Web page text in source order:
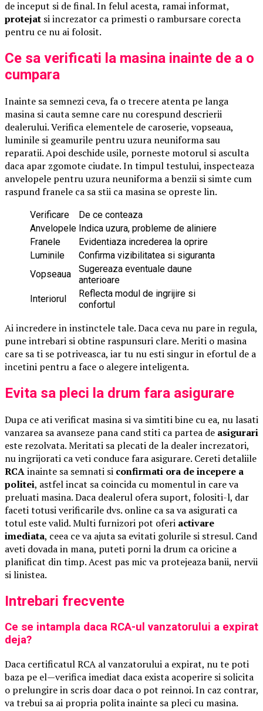
de inceput si de final. In felul acesta, ramai informat,
protejat si increzator ca primesti o rambursare corecta
pentru ce nu ai folosit.
Ce sa verificati la masina inainte de a o
cumpara
Inainte sa semnezi ceva, fa o trecere atenta pe langa
masina si cauta semne care nu corespund descrierii
dealerului. Verifica elementele de caroserie, vopseaua,
luminile si geamurile pentru uzura neuniforma sau
reparatii. Apoi deschide usile, porneste motorul si asculta
daca apar zgomote ciudate. In timpul testului, inspecteaza
anvelopele pentru uzura neuniforma a benzii si simte cum
raspund franele ca sa stii ca masina se opreste lin.
Verificare
De ce conteaza
Anvelopele Indica uzura, probleme de aliniere
Franele
Evidentiaza increderea la oprire
Luminile
Confirma vizibilitatea si siguranta
Vopseaua
Sugereaza eventuale daune
anterioare
Interiorul
Reflecta modul de ingrijire si
confortul
Ai incredere in instinctele tale. Daca ceva nu pare in regula,
pune intrebari si obtine raspunsuri clare. Meriti o masina
care sa ti se potriveasca, iar tu nu esti singur in efortul de a
incetini pentru a face o alegere inteligenta.
Evita sa pleci la drum fara asigurare
Dupa ce ati verificat masina si va simtiti bine cu ea, nu lasati
vanzarea sa avanseze pana cand stiti ca partea de asigurari
este rezolvata. Meritati sa plecati de la dealer increzatori,
nu ingrijorati ca veti conduce fara asigurare. Cereti detaliile
RCAinainte sa semnati si confirmati ora de incepere a
politei, astfel incat sa coincida cu momentul in care va
preluati masina. Daca dealerul ofera suport, folositi-l, dar
faceti totusi verificarile dvs. online ca sa va asigurati ca
totul este valid. Multi furnizori pot oferi activare
imediata, ceea ce va ajuta sa evitati golurile si stresul. Cand
aveti dovada in mana, puteti porni la drum ca oricine a
planificat din timp. Acest pas mic va protejeaza banii, nervii
si linistea.
Intrebari frecvente
Ce se intampla daca RCA-ul vanzatorului a expirat
deja?
Daca certificatul RCA al vanzatorului a expirat, nu te poti
baza pe el—verifica imediat daca exista acoperire si solicita
o prelungire in scris doar daca o pot reinnoi. In caz contrar,
va trebui sa ai propria polita inainte sa pleci cu masina.